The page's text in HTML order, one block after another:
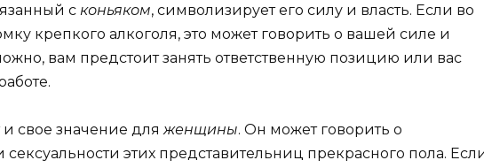
с коньяком, символизирует его силу и власть. Если во
крепкого алкоголя, это может говорить о вашей силе и
вам предстоит занять ответственную позицию или вас
и свое значение дляженщины. Он может говорить о
сексуальности этих представительниц прекрасного пола.